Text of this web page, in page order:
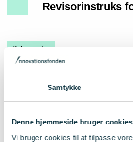
Samtykke
Denne hjemmeside bruger cookies
Vi bruger cookies til at tilpasse
Revisorinstruks
Dokumenter
Opdateret: 10. december 2025
Bilag 1 - revisionsinstruks 2025
Opdateret: 1. december 2025